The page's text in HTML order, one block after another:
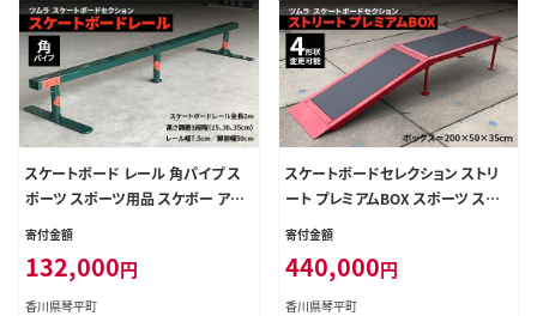
スケートボード レール 角パイプ ス
ポーツ スポーツ用品 スケボー アウ
トドア F5J-193
寄付金額
132,000円
香川県琴平町
スケートボードセレクション ストリ
ート プレミアムBOX スポーツ スポ
ーツ用品 スケボー アウトドア BOX
F5J-194
寄付金額
440,000円
香川県琴平町